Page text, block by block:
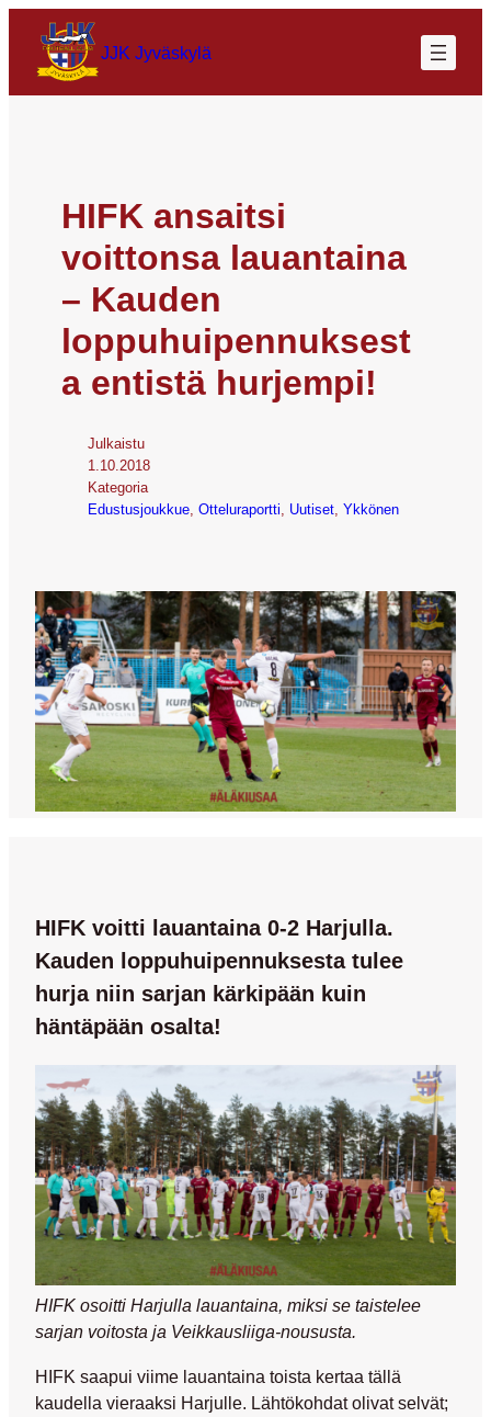
JJK Jyväskylä
HIFK ansaitsi
voittonsa lauantaina
– Kauden
loppuhuipennuksest
a entistä hurjempi!
Julkaistu
1.10.2018
Kategoria
Edustusjoukkue Otteluraportti Uutiset Ykkönen
HIFK voitti lauantaina 0-2 Harjulla.
Kauden loppuhuipennuksesta tulee
hurja niin sarjan kärkipään kuin
häntäpään osalta!
HIFK osoitti Harjulla lauantaina, miksi se taistelee
sarjan voitosta ja Veikkausliiga-noususta.
HIFK saapui viime lauantaina toista kertaa tällä
kaudella vieraaksi Harjulle. Lähtökohdat olivat selvät;